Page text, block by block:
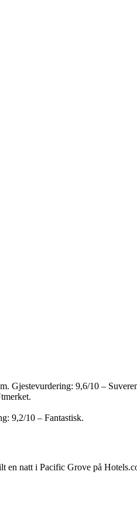
Gjestevurdering: 9,6/10 –
9,2/10 – Fantastisk.
en natt i Pacific Grove på